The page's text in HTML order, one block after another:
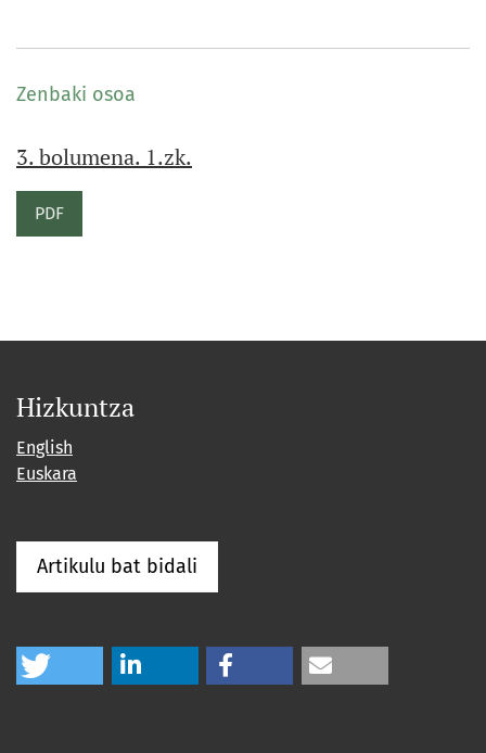
Zenbaki osoa
3. bolumena. 1.zk.
PDF
Hizkuntza
English
Euskara
Artikulu bat bidali